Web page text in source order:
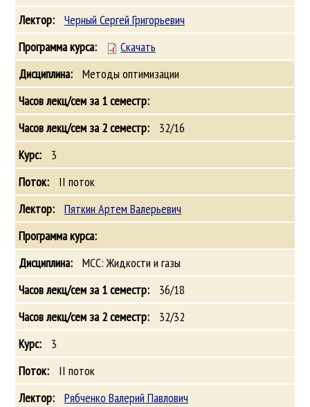
Черный Сергей Григорьевич
Скачать
Методы оптимизации
32/16
3
II поток
Пяткин Артем Валерьевич
МСС: Жидкости и газы
36/18
32/32
3
II поток
Рябченко Валерий Павлович